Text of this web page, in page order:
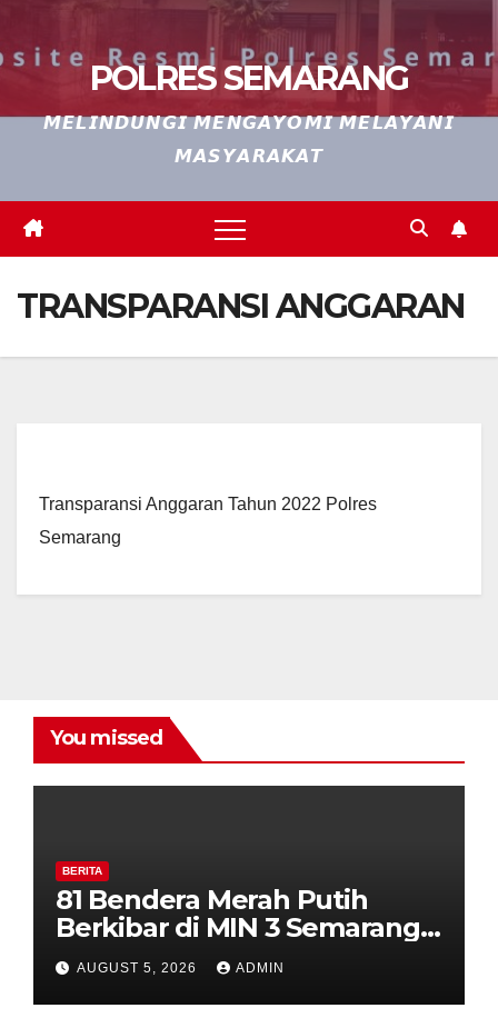
POLRES SEMARANG
𝙈𝙀𝙇𝙄𝙉𝘿𝙐𝙉𝙂𝙄 𝙈𝙀𝙉𝙂𝘼𝙔𝙊𝙈𝙄 𝙈𝙀𝙇𝘼𝙔𝘼𝙉𝙄
𝙈𝘼𝙎𝙔𝘼𝙍𝘼𝙆𝘼𝙏
TRANSPARANSI ANGGARAN
Transparansi Anggaran Tahun 2022 Polres
Semarang
You missed
BERITA
81 Bendera Merah Putih
Berkibar di MIN 3 Semarang,
Bhabinkamtibmas Desa
Timpik Hadiri Peringatan
HUT ke-81 Kemerdekaan RI
AUGUST 5, 2026 ADMIN